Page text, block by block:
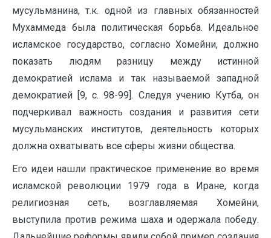
мусульманина, т.к. одной из главных обязанностей
Мухаммеда была политическая борьба. Идеальное
исламское государство, согласно Хомейни, должно
показать людям разницу между истинной
демократией ислама и так называемой западной
демократией [9, c. 98-99]. Следуя учению Кутба, он
подчеркивал важность создания и развития сети
мусульманских институтов, деятельность которых
должна охватывать все сферы жизни общества.
Его идеи нашли практическое применение во время
исламской революции 1979 года в Иране, когда
религиозная сеть, возглавляемая Хомейни,
выступила против режима шаха и одержала победу.